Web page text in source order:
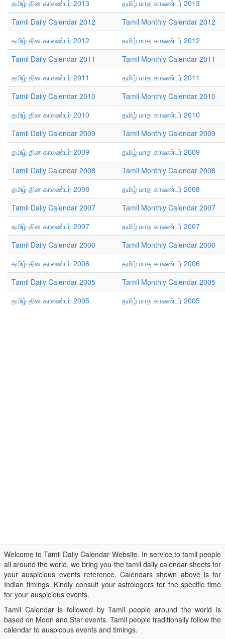
தமிழ் தின காலண்டர் 2013
தமிழ் மாத காலண்டர் 2013
Tamil Daily Calendar 2012
Tamil Monthly Calendar 2012
தமிழ் தின காலண்டர் 2012
தமிழ் மாத காலண்டர் 2012
Tamil Daily Calendar 2011
Tamil Monthly Calendar 2011
தமிழ் தின காலண்டர் 2011
தமிழ் மாத காலண்டர் 2011
Tamil Daily Calendar 2010
Tamil Monthly Calendar 2010
தமிழ் தின காலண்டர் 2010
தமிழ் மாத காலண்டர் 2010
Tamil Daily Calendar 2009
Tamil Monthly Calendar 2009
தமிழ் தின காலண்டர் 2009
தமிழ் மாத காலண்டர் 2009
Tamil Daily Calendar 2008
Tamil Monthly Calendar 2008
தமிழ் தின காலண்டர் 2008
தமிழ் மாத காலண்டர் 2008
Tamil Daily Calendar 2007
Tamil Monthly Calendar 2007
தமிழ் தின காலண்டர் 2007
தமிழ் மாத காலண்டர் 2007
Tamil Daily Calendar 2006
Tamil Monthly Calendar 2006
தமிழ் தின காலண்டர் 2006
தமிழ் மாத காலண்டர் 2006
Tamil Daily Calendar 2005
Tamil Monthly Calendar 2005
தமிழ் தின காலண்டர் 2005
தமிழ் மாத காலண்டர் 2005
Welcome to Tamil Daily Calendar Website. In service to tamil people
all around the world, we bring you the tamil daily calendar sheets for
your auspicious events reference. Calendars shown above is for
Indian timings. Kindly consult your astrologers for the specific time
for your auspicious events.
Tamil Calendar is followed by Tamil people around the world is
based on Moon and Star events. Tamil people traditionally follow the
calendar to auspicous events and timings.